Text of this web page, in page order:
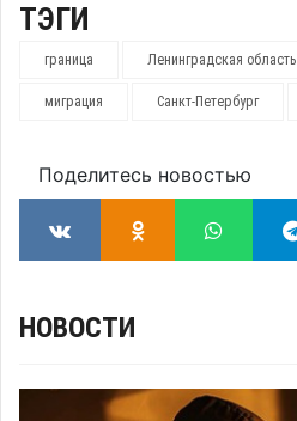
ТЭГИ
граница Ленинградская область
миграция Санкт-Петербург
Поделитесь новостью
НОВОСТИ